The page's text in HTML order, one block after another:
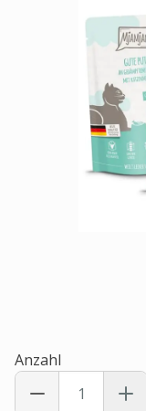
Anzahl